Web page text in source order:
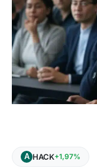
HACK+1,97%